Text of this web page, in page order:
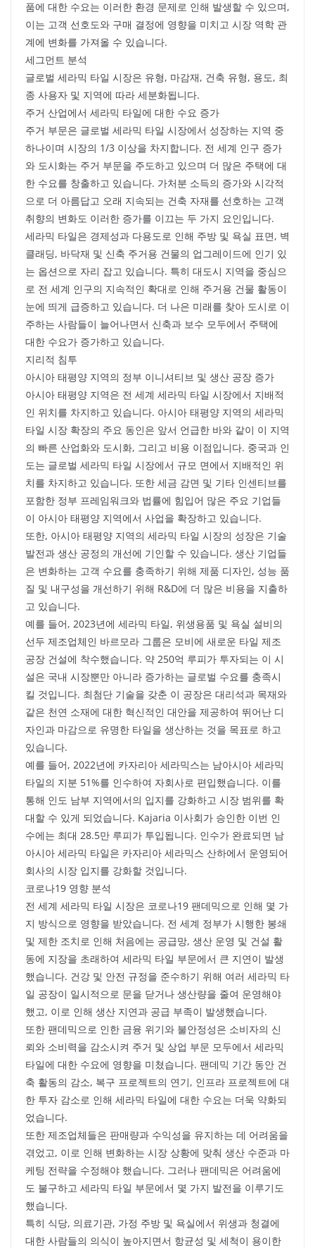
품에 대한 수요는 이러한 환경 문제로 인해 발생할 수 있으며,
이는 고객 선호도와 구매 결정에 영향을 미치고 시장 역학 관
계에 변화를 가져올 수 있습니다.
세그먼트 분석
글로벌 세라믹 타일 시장은 유형, 마감재, 건축 유형, 용도, 최
종 사용자 및 지역에 따라 세분화됩니다.
주거 산업에서 세라믹 타일에 대한 수요 증가
주거 부문은 글로벌 세라믹 타일 시장에서 성장하는 지역 중
하나이며 시장의 1/3 이상을 차지합니다. 전 세계 인구 증가
와 도시화는 주거 부문을 주도하고 있으며 더 많은 주택에 대
한 수요를 창출하고 있습니다. 가처분 소득의 증가와 시각적
으로 더 아름답고 오래 지속되는 건축 자재를 선호하는 고객
취향의 변화도 이러한 증가를 이끄는 두 가지 요인입니다.
세라믹 타일은 경제성과 다용도로 인해 주방 및 욕실 표면, 벽
클래딩, 바닥재 및 신축 주거용 건물의 업그레이드에 인기 있
는 옵션으로 자리 잡고 있습니다. 특히 대도시 지역을 중심으
로 전 세계 인구의 지속적인 확대로 인해 주거용 건물 활동이
눈에 띄게 급증하고 있습니다. 더 나은 미래를 찾아 도시로 이
주하는 사람들이 늘어나면서 신축과 보수 모두에서 주택에
대한 수요가 증가하고 있습니다.
지리적 침투
아시아 태평양 지역의 정부 이니셔티브 및 생산 공장 증가
아시아 태평양 지역은 전 세계 세라믹 타일 시장에서 지배적
인 위치를 차지하고 있습니다. 아시아 태평양 지역의 세라믹
타일 시장 확장의 주요 동인은 앞서 언급한 바와 같이 이 지역
의 빠른 산업화와 도시화, 그리고 비용 이점입니다. 중국과 인
도는 글로벌 세라믹 타일 시장에서 규모 면에서 지배적인 위
치를 차지하고 있습니다. 또한 세금 감면 및 기타 인센티브를
포함한 정부 프레임워크와 법률에 힘입어 많은 주요 기업들
이 아시아 태평양 지역에서 사업을 확장하고 있습니다.
또한, 아시아 태평양 지역의 세라믹 타일 시장의 성장은 기술
발전과 생산 공정의 개선에 기인할 수 있습니다. 생산 기업들
은 변화하는 고객 수요를 충족하기 위해 제품 디자인, 성능 품
질 및 내구성을 개선하기 위해 R&D에 더 많은 비용을 지출하
고 있습니다.
예를 들어, 2023년에 세라믹 타일, 위생용품 및 욕실 설비의
선두 제조업체인 바르모라 그룹은 모비에 새로운 타일 제조
공장 건설에 착수했습니다. 약 250억 루피가 투자되는 이 시
설은 국내 시장뿐만 아니라 증가하는 글로벌 수요를 충족시
킬 것입니다. 최첨단 기술을 갖춘 이 공장은 대리석과 목재와
같은 천연 소재에 대한 혁신적인 대안을 제공하여 뛰어난 디
자인과 마감으로 유명한 타일을 생산하는 것을 목표로 하고
있습니다.
예를 들어, 2022년에 카자리아 세라믹스는 남아시아 세라믹
타일의 지분 51%를 인수하여 자회사로 편입했습니다. 이를
통해 인도 남부 지역에서의 입지를 강화하고 시장 범위를 확
대할 수 있게 되었습니다. Kajaria 이사회가 승인한 이번 인
수에는 최대 28.5만 루피가 투입됩니다. 인수가 완료되면 남
아시아 세라믹 타일은 카자리아 세라믹스 산하에서 운영되어
회사의 시장 입지를 강화할 것입니다.
코로나19 영향 분석
전 세계 세라믹 타일 시장은 코로나19 팬데믹으로 인해 몇 가
지 방식으로 영향을 받았습니다. 전 세계 정부가 시행한 봉쇄
및 제한 조치로 인해 처음에는 공급망, 생산 운영 및 건설 활
동에 지장을 초래하여 세라믹 타일 부문에서 큰 지연이 발생
했습니다. 건강 및 안전 규정을 준수하기 위해 여러 세라믹 타
일 공장이 일시적으로 문을 닫거나 생산량을 줄여 운영해야
했고, 이로 인해 생산 지연과 공급 부족이 발생했습니다.
또한 팬데믹으로 인한 금융 위기와 불안정성은 소비자의 신
뢰와 소비력을 감소시켜 주거 및 상업 부문 모두에서 세라믹
타일에 대한 수요에 영향을 미쳤습니다. 팬데믹 기간 동안 건
축 활동의 감소, 복구 프로젝트의 연기, 인프라 프로젝트에 대
한 투자 감소로 인해 세라믹 타일에 대한 수요는 더욱 약화되
었습니다.
또한 제조업체들은 판매량과 수익성을 유지하는 데 어려움을
겪었고, 이로 인해 변화하는 시장 상황에 맞춰 생산 수준과 마
케팅 전략을 수정해야 했습니다. 그러나 팬데믹은 어려움에
도 불구하고 세라믹 타일 부문에서 몇 가지 발전을 이루기도
했습니다.
특히 식당, 의료기관, 가정 주방 및 욕실에서 위생과 청결에
대한 사람들의 의식이 높아지면서 항균성 및 세척이 용이한